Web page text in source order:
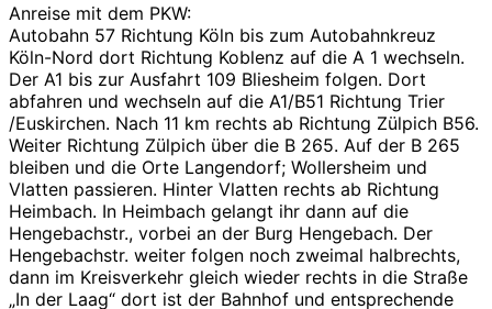
Anreise mit dem PKW:
Autobahn 57 Richtung Köln bis zum Autobahnkreuz
Köln-Nord dort Richtung Koblenz auf die A 1 wechseln.
Der A1 bis zur Ausfahrt 109 Bliesheim folgen. Dort
abfahren und wechseln auf die A1/B51 Richtung Trier
/Euskirchen. Nach 11 km rechts ab Richtung Zülpich B56.
Weiter Richtung Zülpich über die B 265. Auf der B 265
bleiben und die Orte Langendorf; Wollersheim und
Vlatten passieren. Hinter Vlatten rechts ab Richtung
Heimbach. In Heimbach gelangt ihr dann auf die
Hengebachstr., vorbei an der Burg Hengebach. Der
Hengebachstr. weiter folgen noch zweimal halbrechts,
dann im Kreisverkehr gleich wieder rechts in die Straße
„In der Laag“ dort ist der Bahnhof und entsprechende